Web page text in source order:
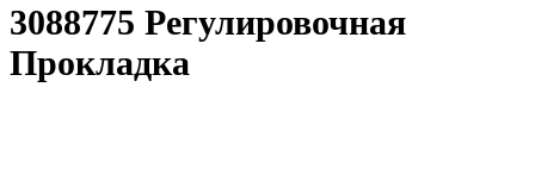
3088775 Регулировочная
Прокладка